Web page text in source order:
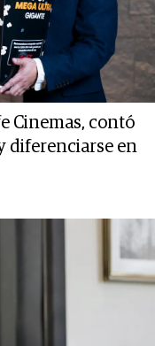
Cinemas, contó
diferenciarse en